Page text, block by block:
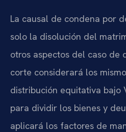
La causal de condena por
solo la disolución del
otros aspectos del caso de
corte considerará los
distribución equitativa bajo
para dividir los bienes y
aplicará los factores de